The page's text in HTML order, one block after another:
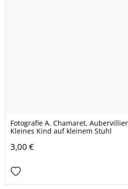
Fotografie A. Chamaret,
Kleines Kind auf kleinem Stuhl
3,00 €